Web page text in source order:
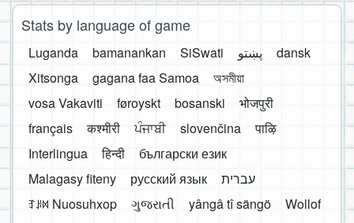
Stats by language of game
Luganda bamanankan SiSwati پښتو
dansk
Xitsonga
gagana faa Samoa
অসমীয়া
vosa Vakaviti
føroyskt bosanski
भोजपुरी
français
कश्मीरी ਪੰਜਾਬੀ slovenčina
पाऴि
Interlingua
हिन्दी
български език
Malagasy fiteny
русский язык
עברית
ꆈꌠ꒿ Nuosuhxop
ગુજરાતી yângâ tî sängö
Wollof